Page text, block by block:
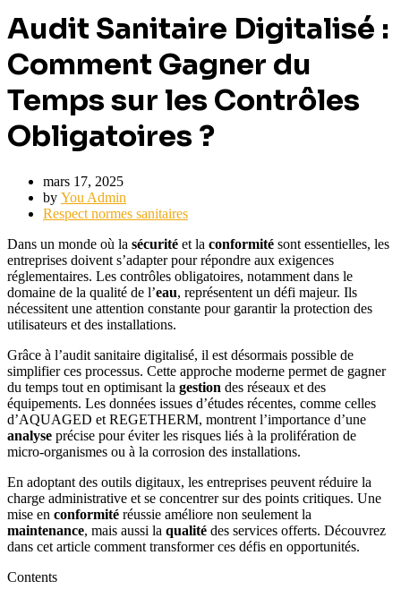
Audit Sanitaire Digitalisé :
Comment Gagner du
Temps sur les Contrôles
Obligatoires ?
mars 17, 2025
by You Admin
Respect normes sanitaires
Dans un monde où la sécurité et la conformité sont essentielles, les
entreprises doivent s’adapter pour répondre aux exigences
réglementaires. Les contrôles obligatoires, notamment dans le
domaine de la qualité de l’eau, représentent un défi majeur. Ils
nécessitent une attention constante pour garantir la protection des
utilisateurs et des installations.
Grâce à l’audit sanitaire digitalisé, il est désormais possible de
simplifier ces processus. Cette approche moderne permet de gagner
du temps tout en optimisant la gestion des réseaux et des
équipements. Les données issues d’études récentes, comme celles
d’AQUAGED et REGETHERM, montrent l’importance d’une
analyse précise pour éviter les risques liés à la prolifération de
micro-organismes ou à la corrosion des installations.
En adoptant des outils digitaux, les entreprises peuvent réduire la
charge administrative et se concentrer sur des points critiques. Une
mise en conformité réussie améliore non seulement la
maintenance, mais aussi la qualité des services offerts. Découvrez
dans cet article comment transformer ces défis en opportunités.
Contents